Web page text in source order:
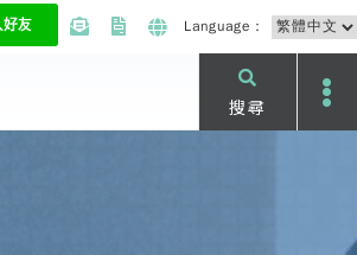
Language：
搜尋